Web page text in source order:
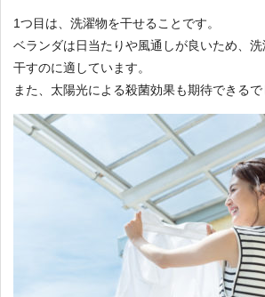
1つ目は、洗濯物を干せることです。
ベランダは日当たりや風通しが良いため、洗
干すのに適しています。
また、太陽光による殺菌効果も期待できるで